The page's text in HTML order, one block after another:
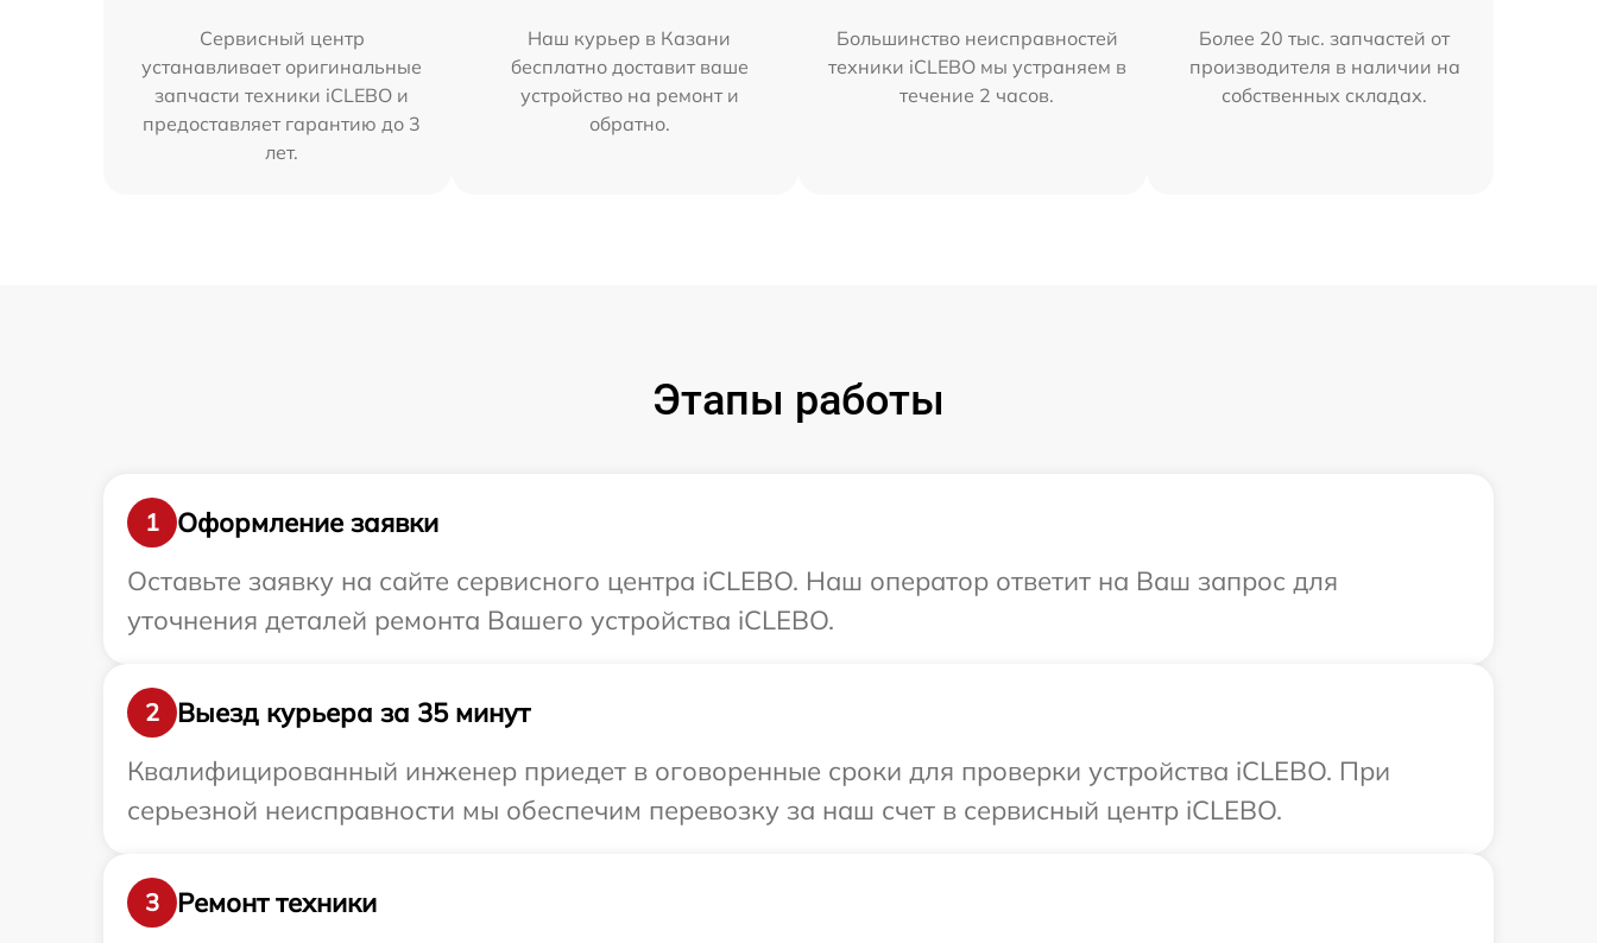
Сервисный центр
устанавливает оригинальные
запчасти техники iCLEBO и
предоставляет гарантию до 3
лет.
Наш курьер в Казани
бесплатно доставит ваше
устройство на ремонт и
обратно.
Большинство неисправностей
техники iCLEBO мы устраняем в
течение 2 часов.
Более 20 тыс. запчастей от
производителя в наличии на
собственных складах.
Этапы работы
1
Оформление заявки
Оставьте заявку на сайте сервисного центра iCLEBO. Наш оператор ответит на Ваш запрос для
уточнения деталей ремонта Вашего устройства iCLEBO.
2
Выезд курьера за 35 минут
Квалифицированный инженер приедет в оговоренные сроки для проверки устройства iCLEBO. При
серьезной неисправности мы обеспечим перевозку за наш счет в сервисный центр iCLEBO.
3
Ремонт техники